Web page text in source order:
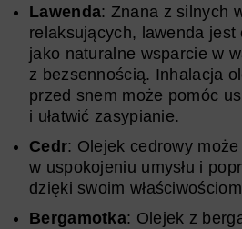
Lawenda: Znana z silnych
relaksujących, lawenda jest
jako naturalne wsparcie w
z bezsennością. Inhalacja
przed snem może pomóc
i ułatwić zasypianie.
Cedr: Olejek cedrowy
w uspokojeniu umysłu i
dzięki swoim
Bergamotka: Olejek z